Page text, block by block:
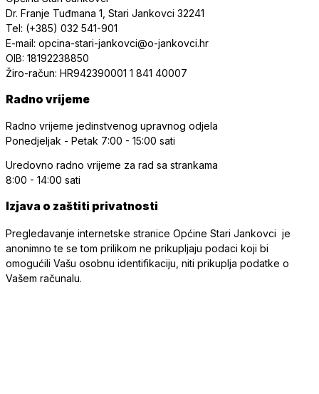
Dr. Franje Tuđmana 1, Stari Jankovci 32241
Tel: (+385) 032 541-901
E-mail: opcina-stari-jankovci@o-jankovci.hr
OIB: 18192238850
Žiro-račun: HR942390001 1 841 40007
Radno vrijeme
Radno vrijeme jedinstvenog upravnog odjela
Ponedjeljak - Petak 7:00 - 15:00 sati
Uredovno radno vrijeme za rad sa strankama
8:00 - 14:00 sati
Izjava o zaštiti privatnosti
Pregledavanje internetske stranice Općine Stari Jankovci je
anonimno te se tom prilikom ne prikupljaju podaci koji bi
omogućili Vašu osobnu identifikaciju, niti prikuplja podatke o
Vašem računalu.